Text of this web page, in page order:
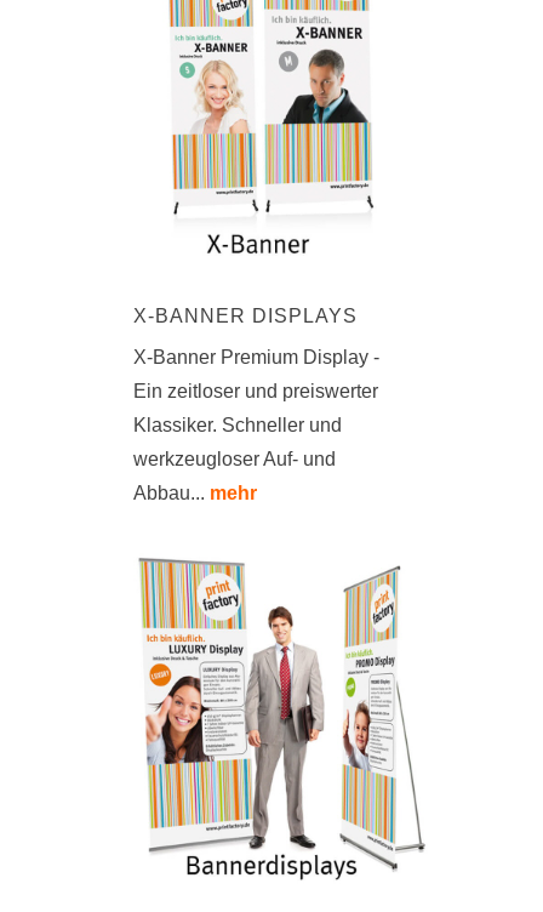
X-BANNER DISPLAYS
X-Banner Premium Display -
Ein zeitloser und preiswerter
Klassiker. Schneller und
werkzeugloser Auf- und
Abbau... mehr